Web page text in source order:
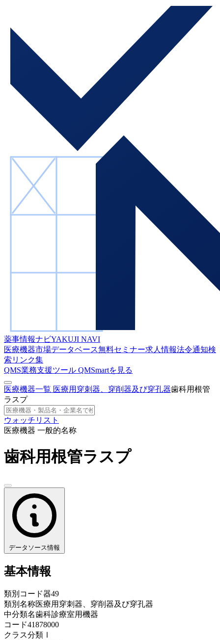
薬事情報ナビYAKUJI NAVI
医療機器市場データベース無料セミナー求人情報法令通知検
索 リンク集
QMS業務支援ツール QMSmartを見る
医療機器一覧 医療用穿刺器、穿削器及び穿孔器歯科用根管
ラスプ
ウォッチリスト
医療機器 一般的名称
歯科用根管ラスプ
データソース情報
基本情報
類別コード器49
類別名称医療用穿刺器、穿削器及び穿孔器
中分類名歯科診療室用機器
コード41878000
クラス分類 Ⅰ